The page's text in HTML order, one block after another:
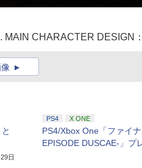
CHARACTER DESIGN
日
PS4 X ONE
PS4/Xbox One「ファイ
EPISODE DUSCAE-」プ